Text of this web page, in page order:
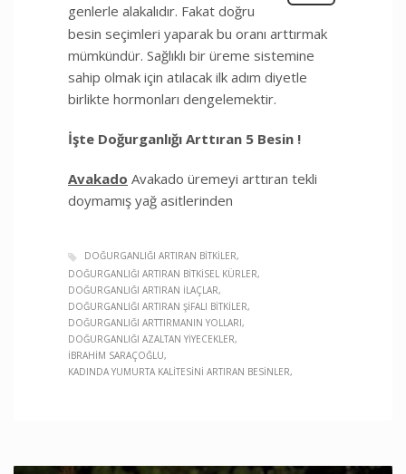
genlerle alakalıdır. Fakat doğru
besin seçimleri yaparak bu oranı arttırmak
mümkündür. Sağlıklı bir üreme sistemine
sahip olmak için atılacak ilk adım diyetle
birlikte hormonları dengelemektir.
İşte Doğurganlığı Arttıran 5 Besin !
Avakado Avakado üremeyi arttıran tekli
doymamış yağ asitlerinden
DOĞURGANLIĞI ARTIRAN BITKILER
DOĞURGANLIĞI ARTIRAN BITKISEL KÜRLER
DOĞURGANLIĞI ARTIRAN ILAÇLAR
DOĞURGANLIĞI ARTIRAN ŞIFALI BITKILER
DOĞURGANLIĞI ARTTIRMANIN YOLLARI
DOĞURGANLIĞI AZALTAN YIYECEKLER
IBRAHIM SARAÇOĞLU
KADINDA YUMURTA KALITESINI ARTIRAN BESINLER